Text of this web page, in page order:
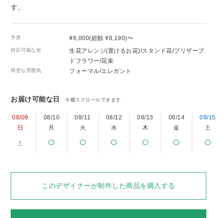
す。
予算 ¥6,000(総額 ¥8,190)〜
対応可能な形
生花アレンジ(置けるお花)/スタンド花/プリザーブ
ドフラワー/花束
得意な雰囲気 フォーマル/エレガント
お届け可能な日 ※横スクロールできます
08/09
日
×
08/10
月
08/11
火
08/12
水
08/13
木
08/14
金
08/15
土
このデザイナーが制作した商品を購入する